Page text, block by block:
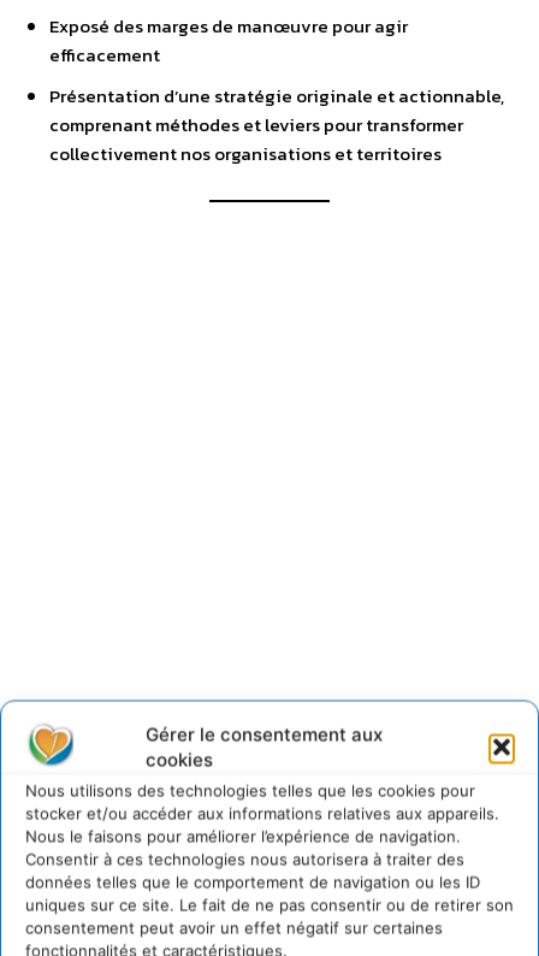
Gérer le consentement aux
cookies
Nous utilisons des technologies telles que les cookies pour
stocker et/ou accéder aux informations relatives aux appareils.
Nous le faisons pour améliorer l’expérience de navigation.
Consentir à ces technologies nous autorisera à traiter des
données telles que le comportement de navigation ou les ID
uniques sur ce site. Le fait de ne pas consentir ou de retirer son
consentement peut avoir un effet négatif sur certaines
fonctionnalités et caractéristiques.
Exposé des marges de manœuvre pour agir
efficacement
Présentation d’une stratégie originale et actionnable,
comprenant méthodes et leviers pour transformer
collectivement nos organisations et territoires
Quand la rigueur de